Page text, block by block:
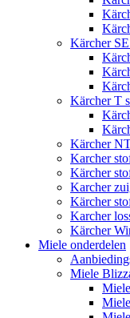
Kärcher
Kärcher T
Kärcher
Karcher
Kärcher
Karcher
Kärcher
Karcher
Kärcher
Miele onderdelen
Miele